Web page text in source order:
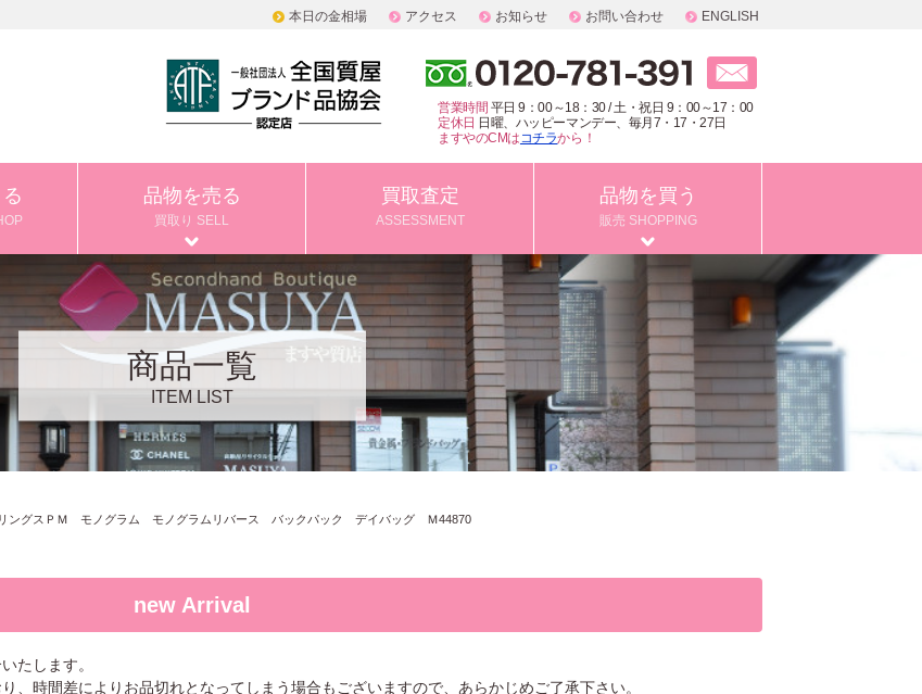
本日の金相場 アクセス お知らせ お問い合わせ ENGLISH
営業時間 平日 9：00～18：30 / 土・祝日 9：00～17：00
定休日 日曜、ハッピーマンデー、毎月7・17・27日
ますやのCMはコチラから！
品物を売る
買取り SELL
買取査定
ASSESSMENT
品物を買う
販売 SHOPPING
商品一覧
ITEM LIST
ングスＰＭ モノグラム モノグラムリバース バックパック デイバッグ Ｍ44870
new Arrival
たします。
、時間差によりお品切れとなってしまう場合もございますので、あらかじめご了承下さい。